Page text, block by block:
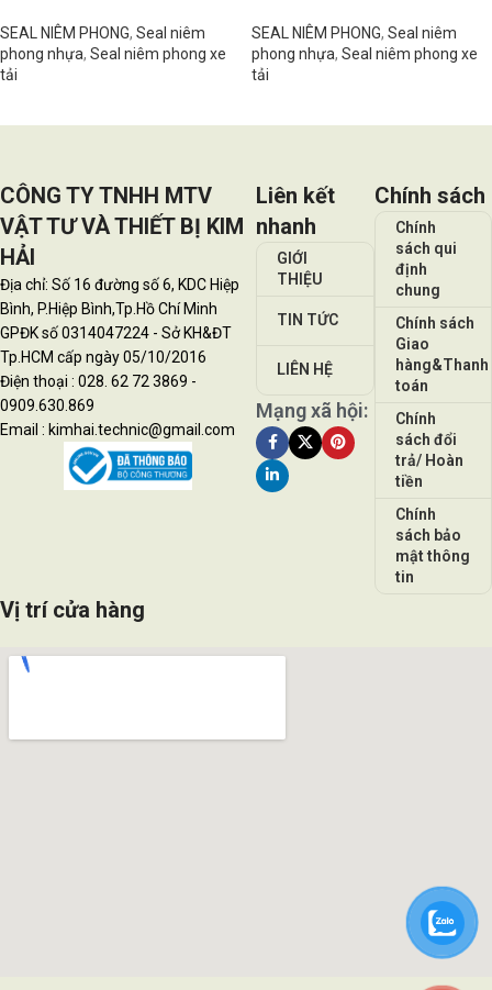
SEAL NIÊM PHONG, Seal niêm
phong nhựa, Seal niêm phong xe
tải
SEAL NIÊM PHONG, Seal niêm
phong nhựa, Seal niêm phong xe
tải
CÔNG TY TNHH MTV
VẬT TƯ VÀ THIẾT BỊ KIM
HẢI
Địa chỉ: Số 16 đường số 6, KDC Hiệp
Bình, P.Hiệp Bình,Tp.Hồ Chí Minh
GPĐK số 0314047224 - Sở KH&ĐT
Tp.HCM cấp ngày 05/10/2016
Điện thoại : 028. 62 72 3869 -
0909.630.869
Email : kimhai.technic@gmail.com
Liên kết
nhanh
GIỚI
THIỆU
TIN TỨC
LIÊN HỆ
Mạng xã hội:
Chính sách
Chính
sách qui
định
chung
Chính sách
Giao
hàng&Thanh
toán
Chính
sách đổi
trả/ Hoàn
tiền
Chính
sách bảo
mật thông
tin
Vị trí cửa hàng